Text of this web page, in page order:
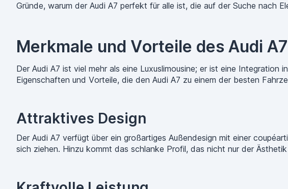
Gründe, warum der Audi A7 perfekt für alle ist, die auf der Suche nach
Merkmale und Vorteile des Audi A7
Der Audi A7 ist viel mehr als eine Luxuslimousine; er ist eine
Eigenschaften und Vorteile, die den Audi A7 zu einem der besten
Attraktives Design
Der Audi A7 verfügt über ein großartiges Außendesign mit einer
sich ziehen. Hinzu kommt das schlanke Profil, das nicht nur der